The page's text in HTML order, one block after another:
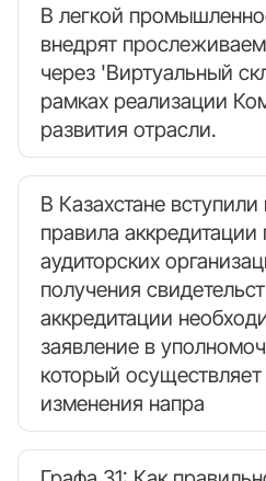
В легкой
внедрят
через 'Виртуальный
рамках реализации
развития отрасли.
В Казахстане
правила
аудиторских
получения
аккредитации
заявление в
который
изменения напра